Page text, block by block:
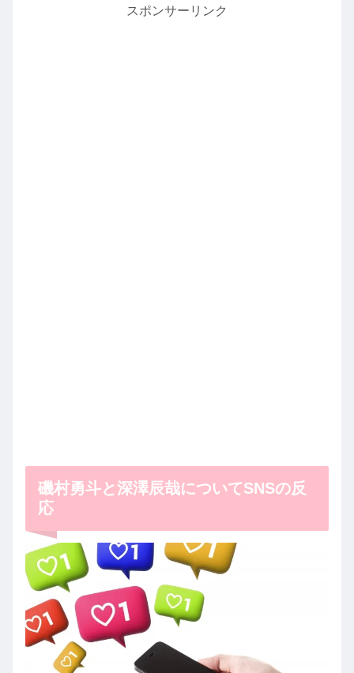
スポンサーリンク
磯村勇斗と深澤辰哉についてSNSの反
応